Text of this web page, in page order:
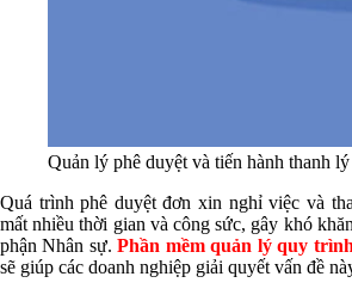
Quản lý phê duyệt và tiến hành thanh
Quá trình phê duyệt đơn xin nghỉ việc và
mất nhiều thời gian và công sức, gây khó
phận Nhân sự.Phần mềm quản lý quy
sẽ giúp các doanh nghiệp giải quyết vấn đề